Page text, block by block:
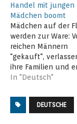
Handel mit jungen
Mädchen boomt
Mädchen auf der
werden zur Ware:
reichen Männern
"gekauft",
ihre Familien und
allein und isoliert in
ionen machen seit
In "Deutsch"
DEUTSCHE